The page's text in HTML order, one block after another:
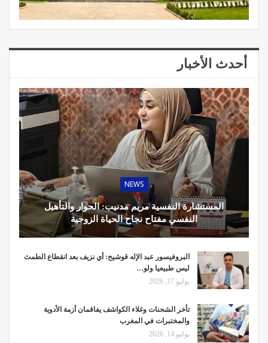
أحدث الأخبار
NEWS
المستشارة النفسية مريم مدنيب: الحوار والتأهيل
النفسي مفتاح نجاح الحياة الزوجية
البروفيسور عبد الإله قوشيح: أي نزيف بعد انقطاع الطمث
ليس طبيعيا ولو…
يوليو 17, 2026
تأخر الشحنات وغلاء الكواشف يفاقمان أزمة الأدوية
والمختبرات في المغرب
يوليو 14, 2026